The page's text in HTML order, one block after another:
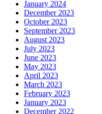
January 2024
December 2023
October 2023
September 2023
August 2023
July 2023
June 2023
May 2023
April 2023
March 2023
February 2023
January 2023
December 2022